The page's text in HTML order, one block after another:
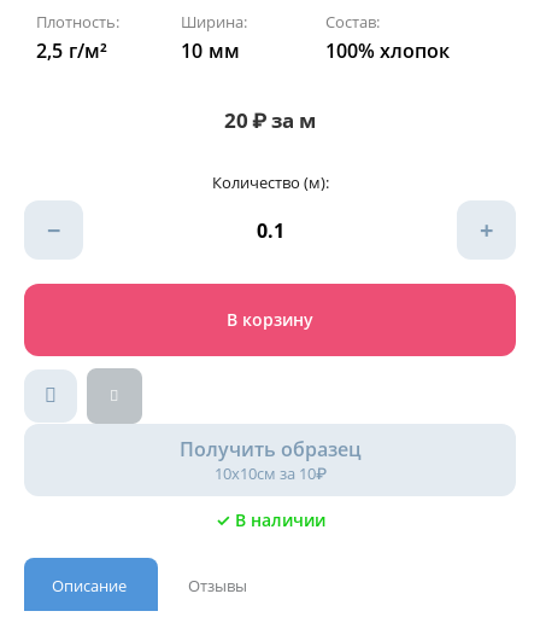
Плотность:
2,5 г/м²
Ширина:
10 мм
Состав:
100% хлопок
20₽за м
Количество (м):
− +
В корзину
Получить образец
10х10см за 10₽
✓ В наличии
Описание
Отзывы